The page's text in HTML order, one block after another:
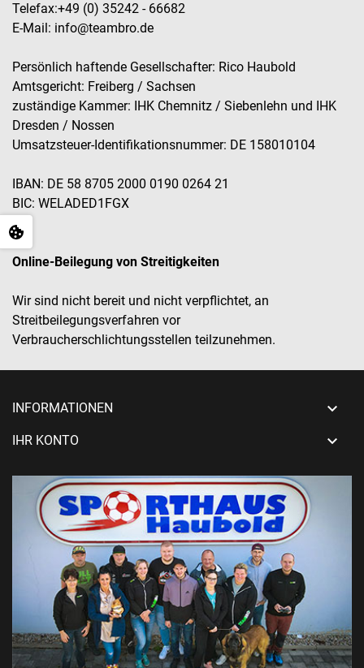
Telefax:+49 (0) 35242 - 66682
E-Mail: info@teambro.de
Persönlich haftende Gesellschafter: Rico Haubold
Amtsgericht: Freiberg / Sachsen
zuständige Kammer: IHK Chemnitz / Siebenlehn und IHK
Dresden / Nossen
Umsatzsteuer-Identifikationsnummer: DE 158010104
IBAN: DE 58 8705 2000 0190 0264 21
BIC: WELADED1FGX
Online-Beilegung von Streitigkeiten
Wir sind nicht bereit und nicht verpflichtet, an
Streitbeilegungsverfahren vor
Verbraucherschlichtungsstellen teilzunehmen.
INFORMATIONEN 
IHR KONTO 